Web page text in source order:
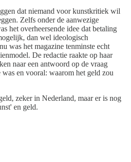
dat niemand voor kunstkritiek wil
Zelfs onder de aanwezige
het overheersende idee dat betaling
dan wel ideologisch
was het magazine tenminste echt
De redactie raakte op haar
naar een antwoord op de vraag
en vooral: waarom het geld zou
zeker in Nederland, maar er is nog
en geld.